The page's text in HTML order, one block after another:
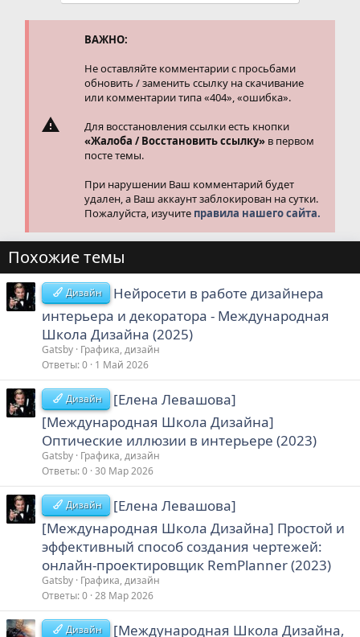
ВАЖНО:
Не оставляйте комментарии с просьбами
обновить / заменить ссылку на скачивание
или комментарии типа «404», «ошибка».
Для восстановления ссылки есть кнопки
«Жалоба / Восстановить ссылку» в первом
посте темы.
При нарушении Ваш комментарий будет
удален, а Ваш аккаунт заблокирован на сутки.
Пожалуйста, изучите правила нашего сайта.
Похожие темы
Дизайн
Нейросети в работе дизайнера
интерьера и декоратора - Международная
Школа Дизайна (2025)
Gatsby Графика, дизайн
Ответы 0 1 Май 2026
Дизайн
[Елена Левашова]
[Международная Школа Дизайна]
Оптические иллюзии в интерьере (2023)
Gatsby Графика, дизайн
Ответы 0 30 Мар 2026
Дизайн
[Елена Левашова]
[Международная Школа Дизайна] Простой и
эффективный способ создания чертежей:
онлайн-проектировщик RemPlanner (2023)
Gatsby Графика, дизайн
Ответы 0 28 Мар 2026
Дизайн [Международная Школа Дизайна,